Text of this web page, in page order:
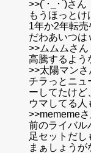
>>(´･_･`)さん
もうほっとけ
1年か2年転
だわあいつは
>>ムムムさん
高騰するよう
>>太陽マンさ
チラっとニュ
ーしてたけど
ウマしてる人
>>mememe
前のライバル
足セットだし
まぁしょうが